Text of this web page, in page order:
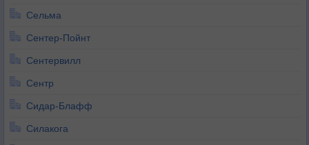
Сельма
Сентер-Пойнт
Сентервилл
Сентр
Сидар-Блафф
Силакога